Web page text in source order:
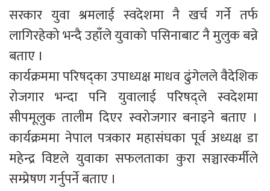
सरकार युवा श्रमलाई स्वदेशमा नै खर्च गर्ने तर्फ
लागिरहेको भन्दै उहाँले युवाको पसिनाबाट नै मुलुक बन्ने
बताए ।
कार्यक्रममा परिषद्का उपाध्यक्ष माधव ढुंगेलले वैदेशिक
रोजगार भन्दा पनि युवालाई परिषद्ले स्वदेशमा
सीपमूलुक तालीम दिएर स्वरोजगार बनाइने बताए ।
कार्यक्रममा नेपाल पत्रकार महासंघका पूर्व अध्यक्ष डा
महेन्द्र विष्टले युवाका सफलताका कुरा सञ्चारकर्मीले
सम्प्रेषण गर्नुपर्ने बताए ।